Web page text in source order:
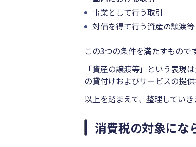
事業として行う取引
対価を得て行う資産の譲渡等
この3つの条件を満たすものです
「資産の譲渡等」という表現
の貸付けおよびサービスの提
以上を踏まえて、整理していき
消費税の対象にな